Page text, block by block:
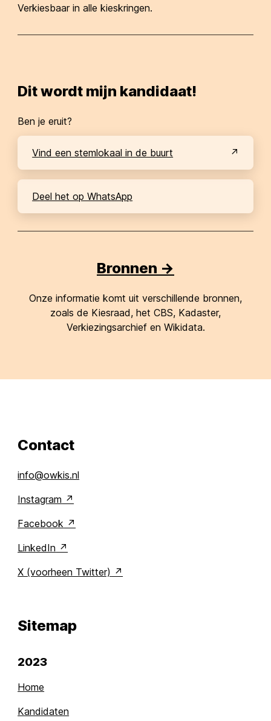
Verkiesbaar in alle kieskringen.
Dit wordt mijn kandidaat!
Ben je eruit?
Vind een stemlokaal in de buurt
Deel het op WhatsApp
Bronnen ->
Onze informatie komt uit verschillende bronnen,
zoals de Kiesraad, het CBS, Kadaster,
Verkiezingsarchief en Wikidata.
Contact
info@owkis.nl
Instagram
Facebook
LinkedIn
X (voorheen Twitter)
Sitemap
2023
Home
Kandidaten